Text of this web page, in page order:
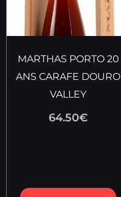
MARTHAS PORTO 20
ANS CARAFE DOURO
VALLEY
64.50€